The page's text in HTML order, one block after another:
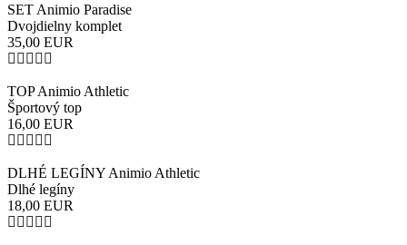
SET Animio Paradise
Dvojdielny komplet
35,00 EUR
TOP Animio Athletic
Športový top
16,00 EUR
DLHÉ LEGÍNY Animio Athletic
Dlhé legíny
18,00 EUR